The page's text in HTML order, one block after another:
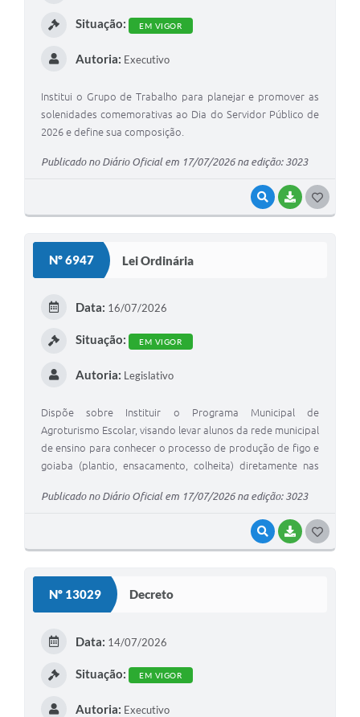
VISUALIZAR
BAIXAR
Situação: EM VIGOR
Autoria: Executivo
Institui o Grupo de Trabalho para planejar e promover as
solenidades comemorativas ao Dia do Servidor Público de
2026 e define sua composição.
Publicado no Diário Oficial em 17/07/2026 na edição: 3023
Nº 6947 Lei Ordinária
VISUALIZAR
BAIXAR
Data: 16/07/2026
Situação: EM VIGOR
Autoria: Legislativo
Dispõe sobre Instituir o Programa Municipal de
Agroturismo Escolar, visando levar alunos da rede municipal
de ensino para conhecer o processo de produção de figo e
goiaba (plantio, ensacamento, colheita) diretamente nas
Publicado no Diário Oficial em 17/07/2026 na edição: 3023
Nº 13029 Decreto
Data: 14/07/2026
Situação: EM VIGOR
Autoria: Executivo